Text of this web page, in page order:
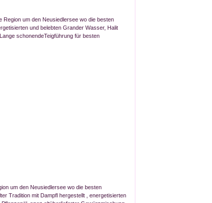
um den Neusiedlersee wo die besten
und belebten Grander Wasser, Halit
schonendeTeigführung für besten
um den Neusiedlersee wo die besten
Tradition mit Dampfl hergestellt , energetisierten